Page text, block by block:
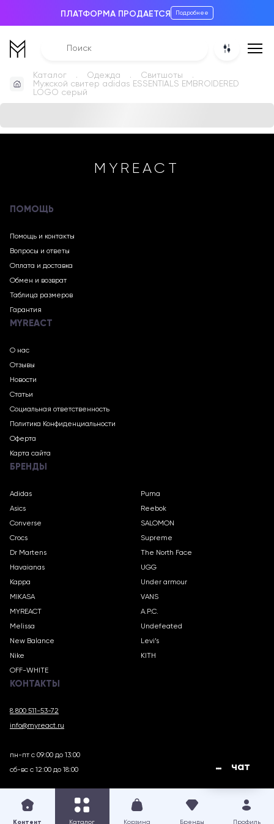
ПЛАТФОРМА ПРОДАЕТСЯ Подробнее
Каталог Одежда
Свитшоты
Мужской свитер adidas ESSENTIALS EMBROIDERED
LOGO серый
MYREACT
ПОМОЩЬ
Помощь и контакты
Вопросы и ответы
Оплата и доставка
Обмен и возврат
Таблица размеров
Гарантия
MYREACT
О нас
Отзывы
Новости
Статьи
Социальная ответственность
Политика Конфиденциальности
Оферта
Карта сайта
БРЕНДЫ
Adidas
Asics
Converse
Crocs
Dr Martens
Havaianas
Kappa
MIKASA
MYREACT
Melissa
New Balance
Nike
OFF-WHITE
Puma
Reebok
SALOMON
Supreme
The North Face
UGG
Under armour
VANS
A.P.C.
Undefeated
Levi’s
KITH
КОНТАКТЫ
8 800 511-53-72
info@myreact.ru
пн-пт с 09:00 до 13:00
сб-вс с 12:00 до 18:00
Контент Каталог Корзина Бренды Профиль
чат